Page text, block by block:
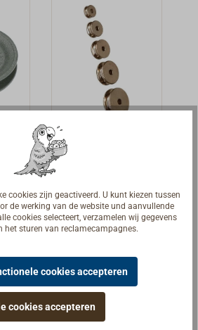
katrolschijf
vernikkeld
voor touw/koord.
Met diepe
groef.Vernikkeld
Van€ 13,20 *
cookies zijn geactiveerd. U kunt kiezen tussen
de werking van de website und aanvullende
cookies selecteert, verzamelen wij gegevens
het sturen van reclamecampagnes.
cookies accepteren
cookies accepteren